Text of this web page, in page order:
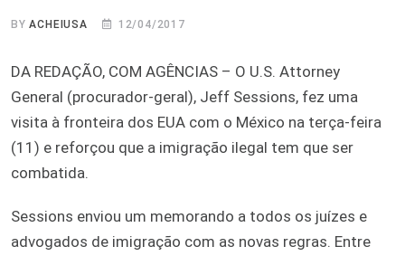
BYACHEIUSA 12/04/2017
DA REDAÇÃO, COM AGÊNCIAS – O U.S. Attorney
General (procurador-geral), Jeff Sessions, fez uma
visita à fronteira dos EUA com o México na terça-feira
(11) e reforçou que a imigração ilegal tem que ser
combatida.
Sessions enviou um memorando a todos os juízes e
advogados de imigração com as novas regras. Entre